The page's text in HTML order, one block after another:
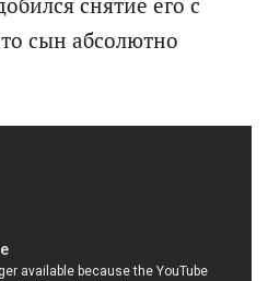
снятие его с
сын абсолютно